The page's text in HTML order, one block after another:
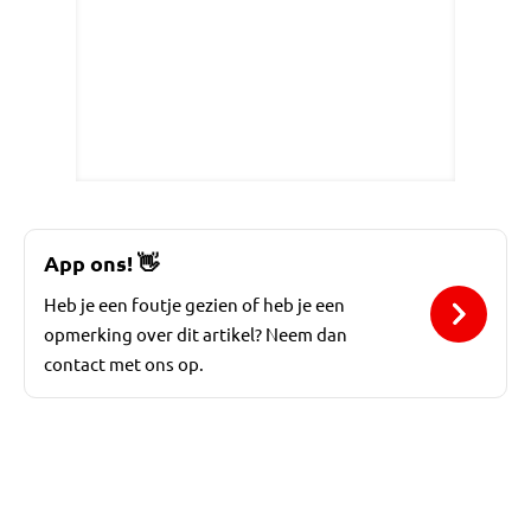
App ons!👋
Heb je een foutje gezien of heb je een
opmerking over dit artikel? Neem dan
contact met ons op.